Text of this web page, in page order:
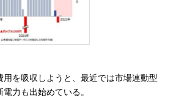
を吸収しようと、最近では市場連動型
力も出始めている。